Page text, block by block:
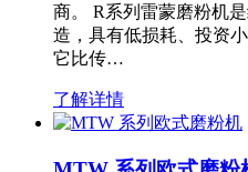
商。 R系列雷蒙磨粉机
造，具有低损耗、投资
它比传…
了解详情